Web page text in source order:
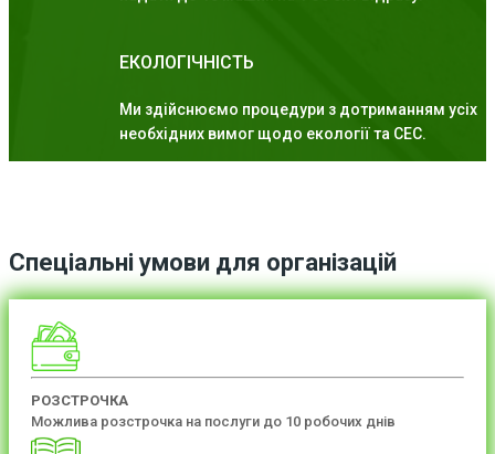
ЕКОЛОГІЧНІСТЬ
Ми здійснюємо процедури з дотриманням усіх
необхідних вимог щодо екології та СЕС.
Спеціальні умови для організацій
РОЗСТРОЧКА
Можлива розстрочка на послуги до 10 робочих днів